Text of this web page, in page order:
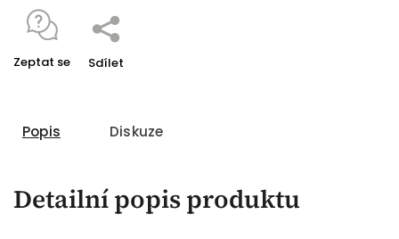
Zeptat se Sdílet
Popis Diskuze
Detailní popis produktu